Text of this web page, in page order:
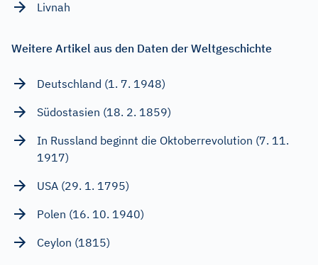
Livnah
Weitere Artikel aus den Daten der Weltgeschichte
Deutschland (1. 7. 1948)
Südostasien (18. 2. 1859)
In Russland beginnt die Oktoberrevolution (7. 11.
1917)
USA (29. 1. 1795)
Polen (16. 10. 1940)
Ceylon (1815)